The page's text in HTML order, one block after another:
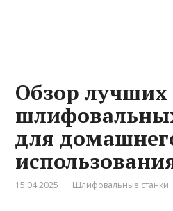
Обзор лучших
для
15.04.2025 Шлифовальные станки